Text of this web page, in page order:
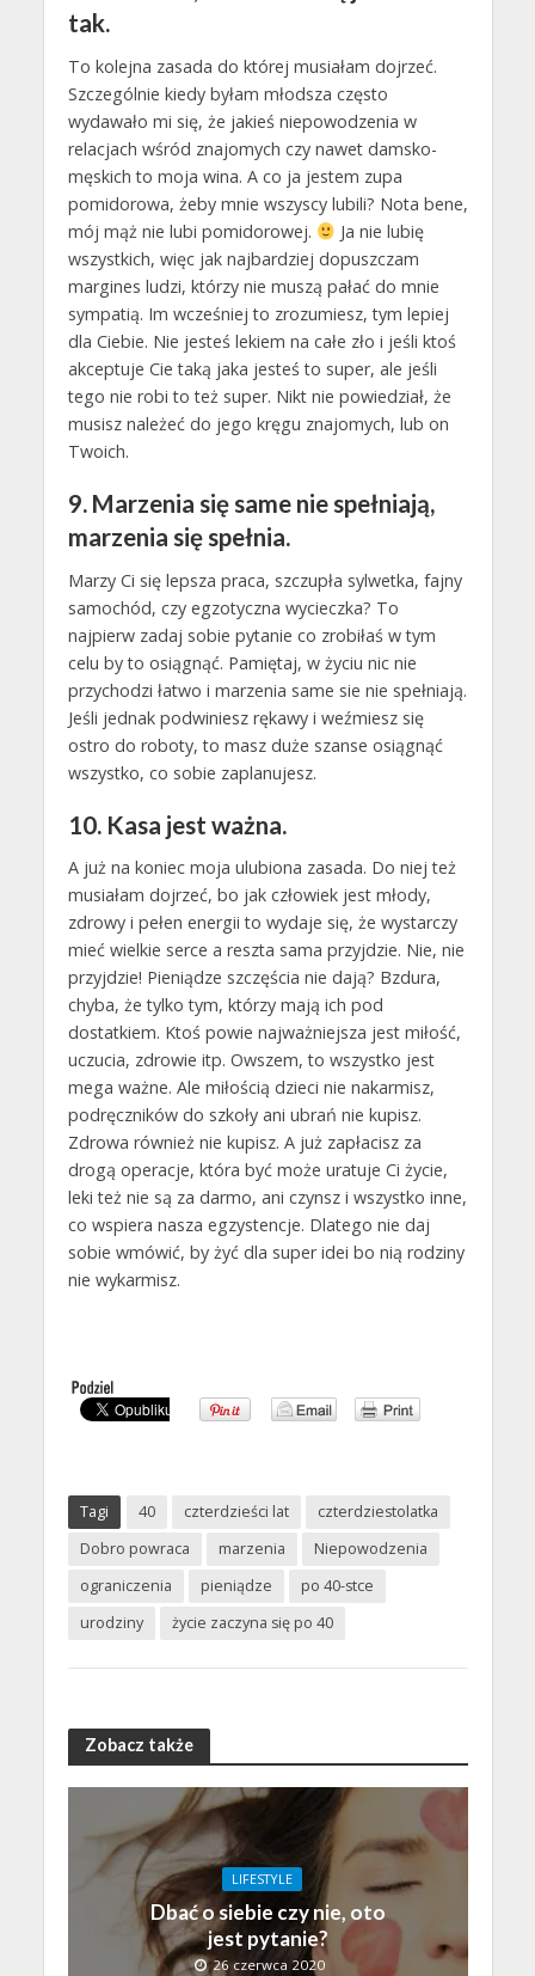
tak.
To kolejna zasada do której musiałam dojrzeć.
Szczególnie kiedy byłam młodsza często
wydawało mi się, że jakieś niepowodzenia w
relacjach wśród znajomych czy nawet damsko-
męskich to moja wina. A co ja jestem zupa
pomidorowa, żeby mnie wszyscy lubili? Nota bene,
mój mąż nie lubi pomidorowej.
Ja nie lubię
wszystkich, więc jak najbardziej dopuszczam
margines ludzi, którzy nie muszą pałać do mnie
sympatią. Im wcześniej to zrozumiesz, tym lepiej
dla Ciebie. Nie jesteś lekiem na całe zło i jeśli ktoś
akceptuje Cie taką jaka jesteś to super, ale jeśli
tego nie robi to też super. Nikt nie powiedział, że
musisz należeć do jego kręgu znajomych, lub on
Twoich.
9. Marzenia się same nie spełniają,
marzenia się spełnia.
Marzy Ci się lepsza praca, szczupła sylwetka, fajny
samochód, czy egzotyczna wycieczka? To
najpierw zadaj sobie pytanie co zrobiłaś w tym
celu by to osiągnąć. Pamiętaj, w życiu nic nie
przychodzi łatwo i marzenia same sie nie spełniają.
Jeśli jednak podwiniesz rękawy i weźmiesz się
ostro do roboty, to masz duże szanse osiągnąć
wszystko, co sobie zaplanujesz.
10. Kasa jest ważna.
A już na koniec moja ulubiona zasada. Do niej też
musiałam dojrzeć, bo jak człowiek jest młody,
zdrowy i pełen energii to wydaje się, że wystarczy
mieć wielkie serce a reszta sama przyjdzie. Nie, nie
przyjdzie! Pieniądze szczęścia nie dają? Bzdura,
chyba, że tylko tym, którzy mają ich pod
dostatkiem. Ktoś powie najważniejsza jest miłość,
uczucia, zdrowie itp. Owszem, to wszystko jest
mega ważne. Ale miłością dzieci nie nakarmisz,
podręczników do szkoły ani ubrań nie kupisz.
Zdrowa również nie kupisz. A już zapłacisz za
drogą operacje, która być może uratuje Ci życie,
leki też nie są za darmo, ani czynsz i wszystko inne,
co wspiera nasza egzystencje. Dlatego nie daj
sobie wmówić, by żyć dla super idei bo nią rodziny
nie wykarmisz.
Tagi 40 czterdzieści lat
czterdziestolatka
Dobro powraca
marzenia
Niepowodzenia
ograniczenia
pieniądze
po 40-stce
urodziny
życie zaczyna się po 40
Zobacz także
LIFESTYLE
Dbać o siebie czy nie, oto
jest pytanie?
26 czerwca 2020